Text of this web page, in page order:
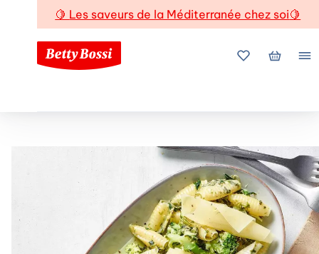
🍋 Les saveurs de la Méditerranée chez soi🍋
Mes favoris
Mon